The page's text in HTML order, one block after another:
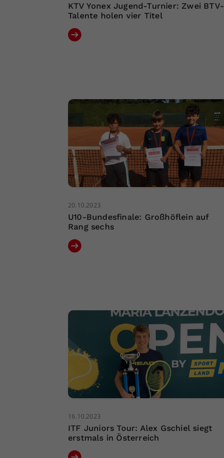
KTV Yonex Jugend-Turnier: Zwei BTV-
Talente holen vier Titel
20.10.2023
U10-Bundesfinale: Großhöflein auf
Rang sechs
16.10.2023
ITF Juniors Tour: Alex Gschiel siegt
erstmals in Österreich